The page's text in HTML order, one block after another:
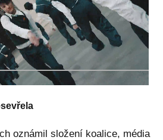
oznámil složení koalice, média